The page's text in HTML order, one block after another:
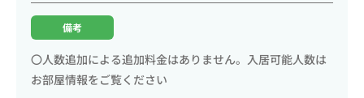
備考
〇人数追加による追加料金はありません。入居可能人数は
お部屋情報をご覧ください